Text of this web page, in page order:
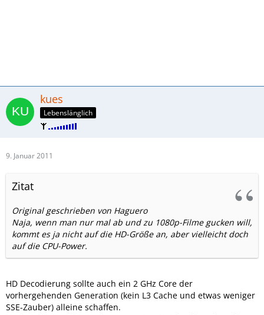
kues
Lebenslänglich
9. Januar 2011
Zitat
Original geschrieben von Haguero
Naja, wenn man nur mal ab und zu 1080p-Filme gucken will,
kommt es ja nicht auf die HD-Größe an, aber vielleicht doch
auf die CPU-Power.
HD Decodierung sollte auch ein 2 GHz Core der
vorhergehenden Generation (kein L3 Cache und etwas weniger
SSE-Zauber) alleine schaffen.